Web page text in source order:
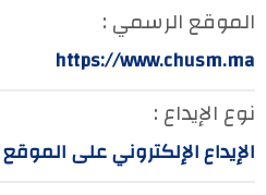
الموقع الرسمي :
https://www.chusm.ma
نوع الإيداع :
الإيداع الإلكتروني على